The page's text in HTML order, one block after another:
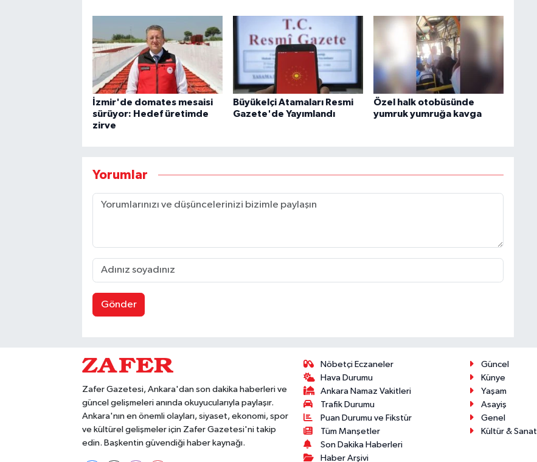
İzmir'de domates mesaisi
sürüyor: Hedef üretimde
zirve
Büyükelçi Atamaları Resmi
Gazete'de Yayımlandı
Özel halk otobüsünde
yumruk yumruğa kavga
Yorumlar
Gönder
Zafer Gazetesi, Ankara'dan son dakika haberleri ve
güncel gelişmeleri anında okuyucularıyla paylaşır.
Ankara'nın en önemli olayları, siyaset, ekonomi, spor
ve kültürel gelişmeler için Zafer Gazetesi'ni takip
edin. Başkentin güvendiği haber kaynağı.
Nöbetçi Eczaneler
Hava Durumu
Ankara Namaz Vakitleri
Trafik Durumu
Puan Durumu ve Fikstür
Tüm Manşetler
Son Dakika Haberleri
Haber Arşivi
Güncel
Künye
Yaşam
Asayiş
Genel
Kültür & Sanat